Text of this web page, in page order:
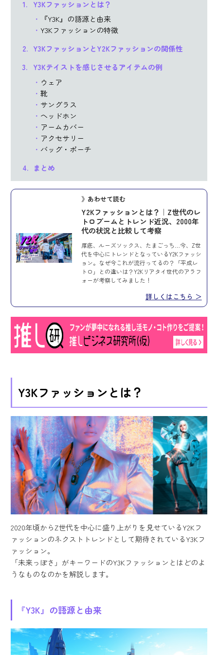
Y3Kファッションとは？
『Y3K』の語源と由来
Y3Kファッションの特徴
Y3KファッションとY2Kファッションの関係性
Y3Kテイストを感じさせるアイテムの例
ウェア
靴
サングラス
ヘッドホン
アームカバー
アクセサリー
バッグ・ポーチ
まとめ
》あわせて読む
Y2Kファッションとは？｜Z世代のレ
トロブームとトレンド近況、2000年
代の状況と比較して考察
厚底、ルーズソックス、たまごっち…今、Z世
代を中心にトレンドとなっているY2Kファッシ
ョン。なぜ今これが流行ってるの？「平成レ
トロ」との違いは？Y2Kリアタイ世代のアラフ
ォーが考察してみました！
詳しくはこちら ＞
Y3Kファッションとは？
2020年頃からZ世代を中心に盛り上がりを見せているY2Kフ
ァッションのネクストトレンドとして期待されているY3Kフ
ァッション。
「未来っぽさ」がキーワードのY3Kファッションとはどのよ
うなものなのかを解説します。
『Y3K』の語源と由来